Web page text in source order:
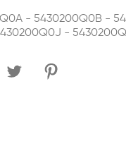
- 5430200Q0B -
-